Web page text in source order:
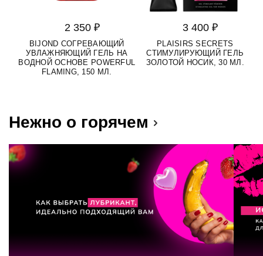
2 350 ₽
BIJOND СОГРЕВАЮЩИЙ
УВЛАЖНЯЮЩИЙ ГЕЛЬ НА
ВОДНОЙ ОСНОВЕ POWERFUL
FLAMING, 150 МЛ.
3 400 ₽
PLAISIRS SECRETS
СТИМУЛИРУЮЩИЙ ГЕЛЬ
ЗОЛОТОЙ НОСИК, 30 МЛ.
Нежно о горячем